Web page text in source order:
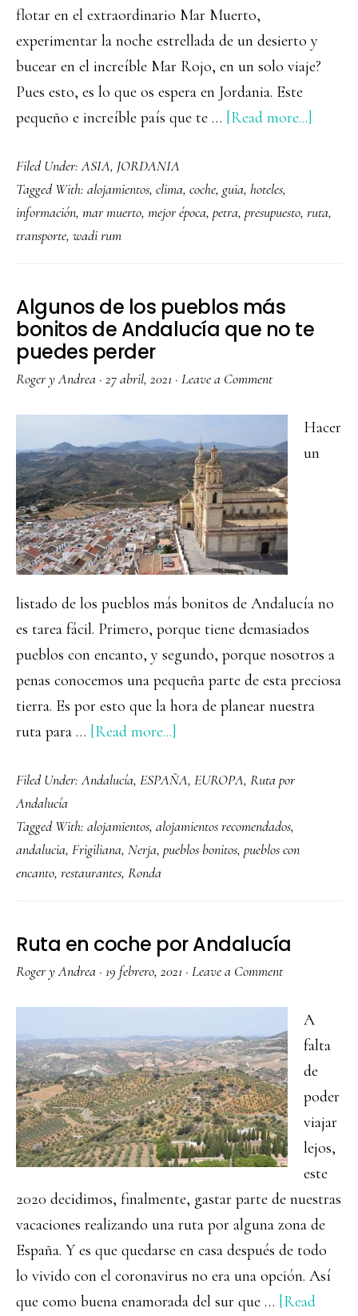
flotar en el extraordinario Mar Muerto,
experimentar la noche estrellada de un desierto y
bucear en el increíble Mar Rojo, en un solo viaje?
Pues esto, es lo que os espera en Jordania. Este
pequeño e increíble país que te … [Read more...]
viajar
Filed Under:ASIA, JORDANIA
Tagged With: alojamientos, clima, coche, guia, hoteles,
información, mar muerto, mejor época, petra, presupuesto, ruta,
transporte, wadi rum
Algunos de los pueblos más
bonitos de Andalucía que no te
puedes perder
Roger y Andrea · 27 abril, 2021 · Leave a Comment
Hacer
un
listado de los pueblos más bonitos de Andalucía no
es tarea fácil. Primero, porque tiene demasiados
pueblos con encanto, y segundo, porque nosotros a
penas conocemos una pequeña parte de esta preciosa
tierra. Es por esto que la hora de planear nuestra
ruta para … [Read more...]
de
pueblos
más
Andalucía
te
puedes
perder
Filed Under:Andalucía, ESPAÑA, EUROPA, Ruta por
Andalucía
Tagged With: alojamientos, alojamientos recomendados,
andalucia, Frigiliana, Nerja, pueblos bonitos, pueblos con
encanto, restaurantes, Ronda
Ruta en coche por Andalucía
Roger y Andrea · 19 febrero, 2021 · Leave a Comment
A
falta
de
poder
viajar
lejos,
este
2020 decidimos, finalmente, gastar parte de nuestras
vacaciones realizando una ruta por alguna zona de
España. Y es que quedarse en casa después de todo
lo vivido con el coronavirus no era una opción. Así
que como buena enamorada del sur que … [Read